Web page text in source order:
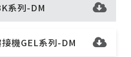
系列-DM
機GEL系列-DM